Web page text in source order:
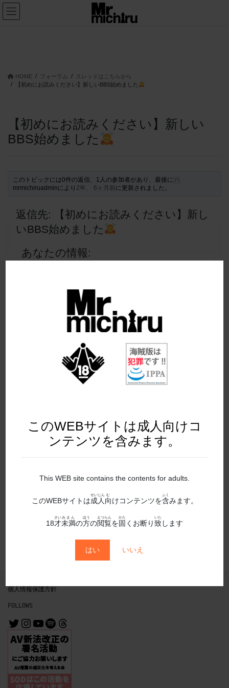
このWEBサイトは成人向けコ
ンテンツを含みます。
This WEB site contains the contents for adults.
このWEBサイトは成人
せいじん
向
む
けコンテンツを含
ふく
みます。
18才
さい
未満
みまん
の方
ほう
の閲覧
えつらん
を固
かた
くお断り致
いた
します
はい いいえ
コ
ン
ナ
ビ
HOME フォーラム
スレッドはこちらから
【初めにお読みください】新しいBBS始めました
【初めにお読みください】新しい
BBS始めました
このトピックには0件の返信、1人の参加者があり、最後に
mrmichiruadminにより 2年、 6ヶ月前に更新されました。
返信先: 【初めにお読みください】新し
いBBS始めました
あなたの情報:
メール (非公開) (必須):
送信
個人情報保護方針
FOLLOWS
@MrMichiru
@mrmichiru_no_mise
https://www.youtube.com/channel/
https://open.spotify.com/user/31nl6syz5wlwcfjnbuurvo3evgai?si=64df3c6e2b3b4a8f
Threads